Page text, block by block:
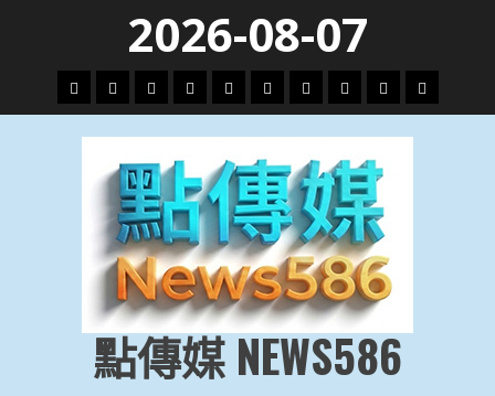
content
2026-08-07
頭
條
財
經
地
方.
會
文
教.
技
專
題
娛
樂
劇
政
治
國
際
運
動
生
活
點傳媒 NEWS586